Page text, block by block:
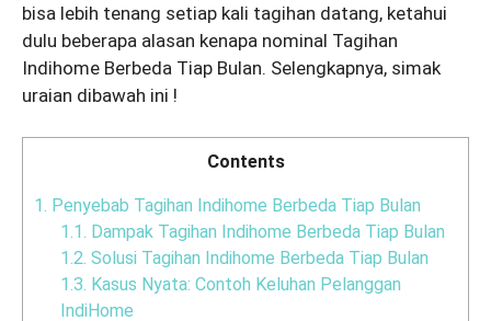
bisa lebih tenang setiap kali tagihan datang, ketahui
dulu beberapa alasan kenapa nominal Tagihan
Indihome Berbeda Tiap Bulan. Selengkapnya, simak
uraian dibawah ini !
Contents
1. Penyebab Tagihan Indihome Berbeda Tiap Bulan
1.1. Dampak Tagihan Indihome Berbeda Tiap Bulan
1.2. Solusi Tagihan Indihome Berbeda Tiap Bulan
1.3. Kasus Nyata: Contoh Keluhan Pelanggan
IndiHome